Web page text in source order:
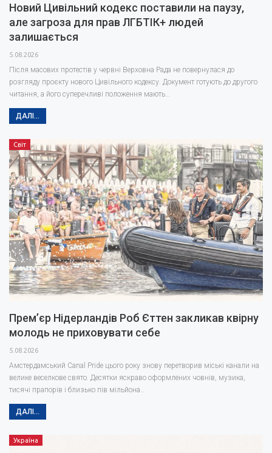
Новий Цивільний кодекс поставили на паузу,
але загроза для прав ЛГБТІК+ людей
залишається
5.08.2026
Після масових протестів у червні Верховна Рада не повернулася до
розгляду проєкту нового Цивільного кодексу. Документ готують до другого
читання, а його суперечливі положення мають…
ДАЛІ...
Світ
Прем’єр Нідерландів Роб Єттен закликав квірну
молодь не приховувати себе
5.08.2026
Амстердамський Canal Pride цього року знову перетворив міські канали на
велике веселкове свято. Десятки яскраво оформлених човнів, музика,
тисячі прапорів і близько пів мільйона…
ДАЛІ...
Україна